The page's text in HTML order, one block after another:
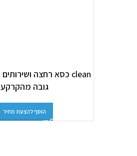
גובה מהקרקע
הוסף להצעת מחיר